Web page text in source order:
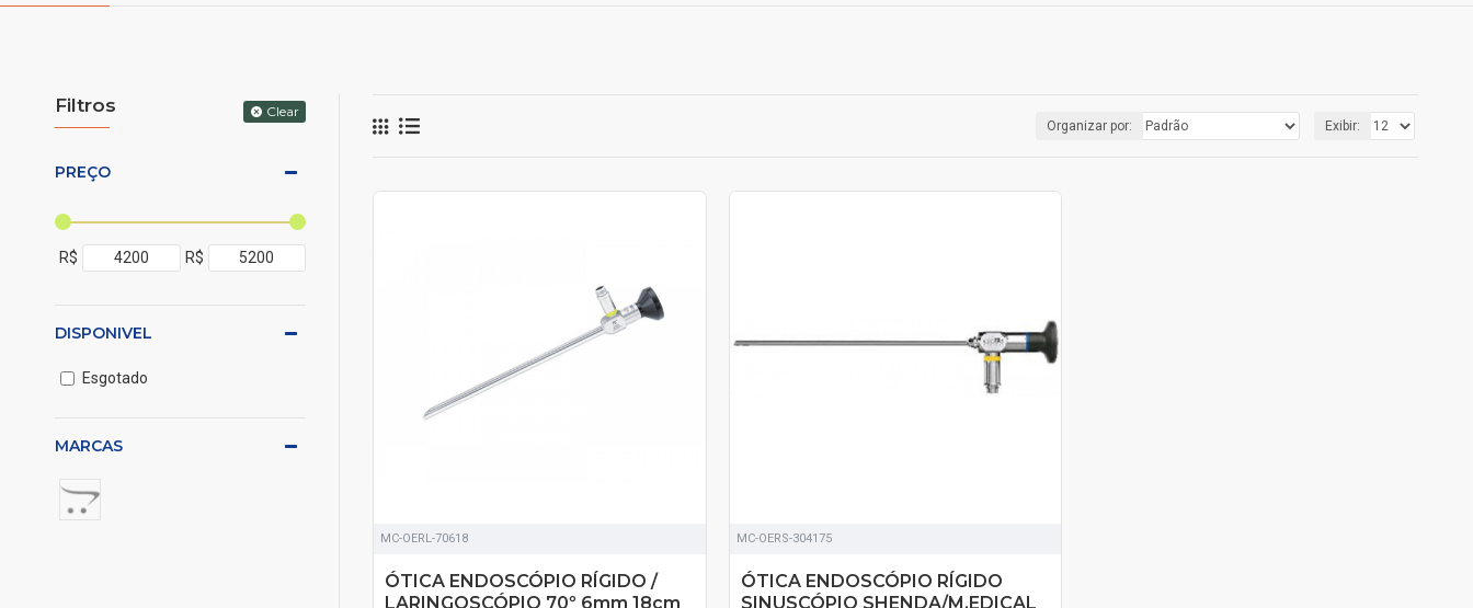
Filtros Clear
PREÇO
R$ R$
MARCAS
DISPONIVEL
Esgotado
Organizar por: Exibir:
MC-OERL-70618
ÓTICA ENDOSCÓPIO RÍGIDO /
LARINGOSCÓPIO 70º 6mm 18cm
MC-OERS-304175
ÓTICA ENDOSCÓPIO RÍGIDO
SINUSCÓPIO SHENDA/M,EDICAL